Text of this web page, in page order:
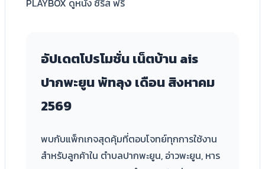
อัปเดตโปรโมชั่น เน็ตบ้าน ais
ปากพะยูน พัทลุง เดือนสิงหาคม
2569
พบกับแพ็กเกจสุดคุ้มที่ตอบโจทย์ทุกการใช้งาน
สำหรับลูกค้าใน ตำบลปากพะยูน, อ่าวพะยูน, หาร